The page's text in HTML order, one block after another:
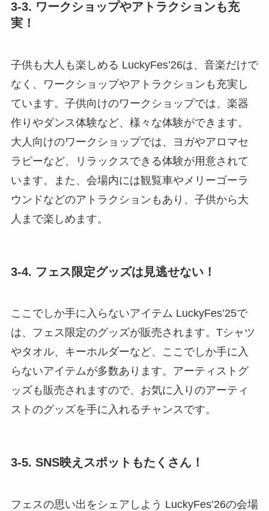
3-3. ワークショップやアトラクションも充
実！
子供も大人も楽しめる LuckyFes’26は、音楽だけで
なく、ワークショップやアトラクションも充実し
ています。子供向けのワークショップでは、楽器
作りやダンス体験など、様々な体験ができます。
大人向けのワークショップでは、ヨガやアロマセ
ラピーなど、リラックスできる体験が用意されて
います。また、会場内には観覧車やメリーゴーラ
ウンドなどのアトラクションもあり、子供から大
人まで楽しめます。
3-4. フェス限定グッズは見逃せない！
ここでしか手に入らないアイテム LuckyFes’25で
は、フェス限定のグッズが販売されます。Tシャツ
やタオル、キーホルダーなど、ここでしか手に入
らないアイテムが多数あります。アーティストグ
ッズも販売されますので、お気に入りのアーティ
ストのグッズを手に入れるチャンスです。
3-5. SNS映えスポットもたくさん！
フェスの思い出をシェアしよう LuckyFes’26の会場